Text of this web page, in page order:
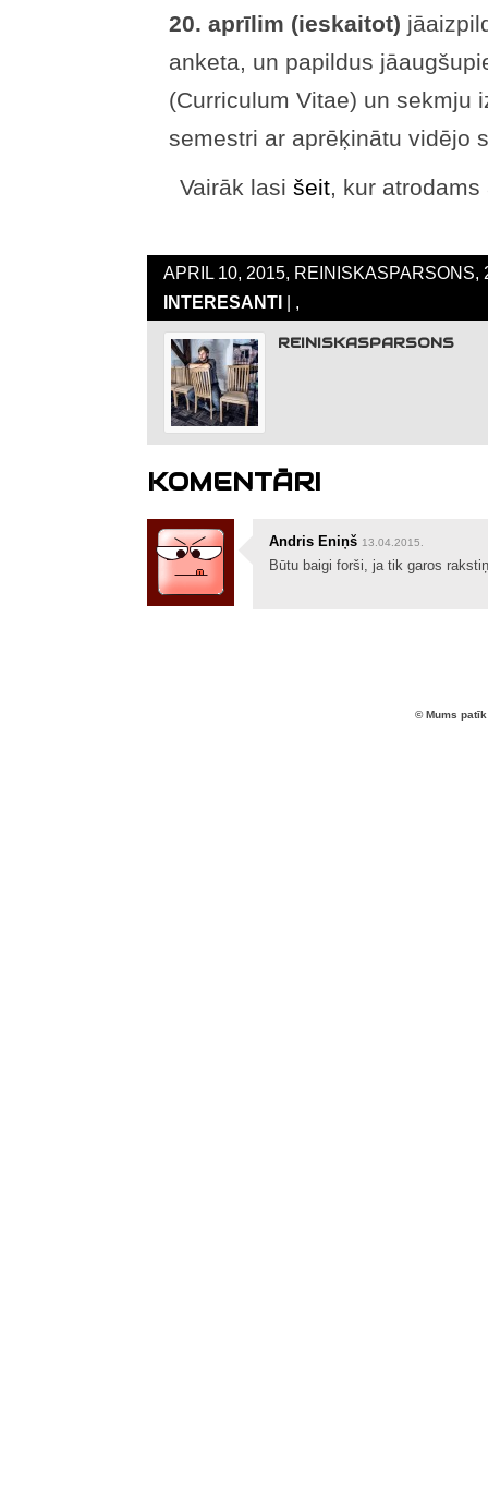
20. aprīlim (ieskaitot)
anketa, un papildus
(Curriculum Vitae) un sekmju
semestri ar aprēķinātu vidējo
Vairāk lasi šeit, kur
APRIL 10, 2015, REINISKASPARSONS,
INTERESANTI
| ,
REINISKASPARSONS
KOMENTĀRI
Andris Eniņš 13.04.2015.
Būtu baigi forši, ja tik garos
© Mums